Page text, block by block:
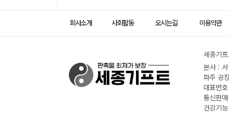
회사소개 사회활동 오시는길 이용약관
세종기
본사 :
파주 공
대표번
통신판
건강기